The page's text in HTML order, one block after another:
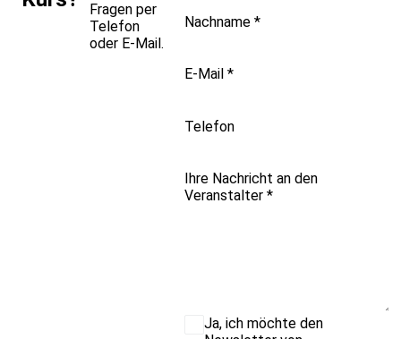
Fragen per
Telefon
oder E-Mail.
Nachname *
E-Mail *
Telefon
Ihre Nachricht an den
Veranstalter *
Ja, ich möchte den